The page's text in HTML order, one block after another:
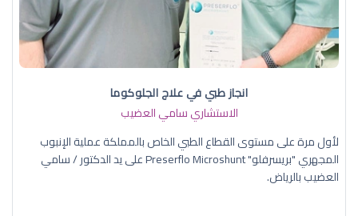
انجاز طبي في علاج الجلوكوما
الاستشاري سامي العضيب
لأول مرة على مستوى القطاع الطبي الخاص بالمملكة عملية الإنبوب
المجهري "بريسرفلو" Preserflo Microshunt على يد الدكتور / سامي
العضيب بالرياض.